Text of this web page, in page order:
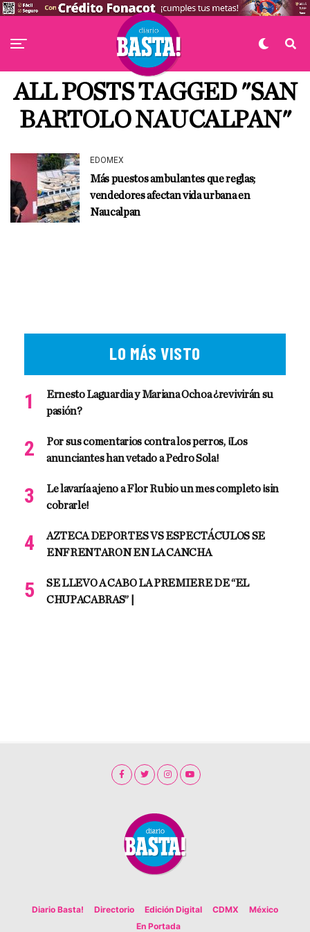
ALL POSTS TAGGED "SAN
BARTOLO NAUCALPAN"
EDOMEX
Más puestos ambulantes que reglas;
vendedores afectan vida urbana en
Naucalpan
LO MÁS VISTO
Ernesto Laguardia y Mariana Ochoa ¿revivirán su
pasión?
Por sus comentarios contra los perros, ¡Los
anunciantes han vetado a Pedro Sola!
Le lavaría ajeno a Flor Rubio un mes completo ¡sin
cobrarle!
AZTECA DEPORTES VS ESPECTÁCULOS SE
ENFRENTARON EN LA CANCHA
SE LLEVO A CABO LA PREMIERE DE “EL
CHUPACABRAS” |
Diario Basta! Directorio Edición Digital CDMX
México
En Portada